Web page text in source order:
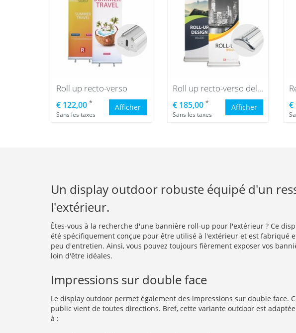
Roll up recto-verso
€ 122,00 *
Sans les taxes
Afficher
Roll up recto-verso deluxe
€ 185,00 *
Sans les taxes
Afficher €
Un display outdoor robuste équipé d'un
l'extérieur.
Êtes-vous à la recherche d'une bannière roll-up pour l'extérieur ? Ce
été spécifiquement conçue pour être utilisé à l'extérieur et est fabriqué
peu d'entretien. Ainsi, vous pouvez toujours fièrement exposer vos
loin d'être idéales.
Impressions sur double face
Le display outdoor permet également des impressions sur double face.
public vient de toutes directions. Bref, cette variante outdoor est
à :